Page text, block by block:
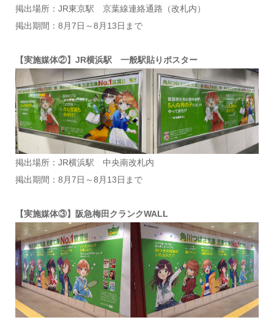
掲出場所：JR東京駅 京葉線連絡通路（改札内）
掲出期間：8月7日～8月13日まで
【実施媒体②】JR横浜駅 一般駅貼りポスター
掲出場所：JR横浜駅 中央南改札内
掲出期間：8月7日～8月13日まで
【実施媒体③】阪急梅田クランクWALL